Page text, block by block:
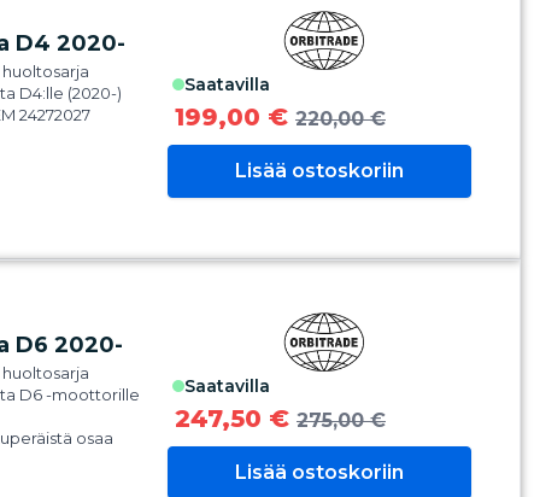
D4 2020-
D4:lle (2020-)
24272027
saatavilla
199,00 € 220,00 €
Lisää ostoskoriin
D6 2020-
D6 -moottorille
osaa
saatavilla
247,50 € 275,00 €
Lisää ostoskoriin